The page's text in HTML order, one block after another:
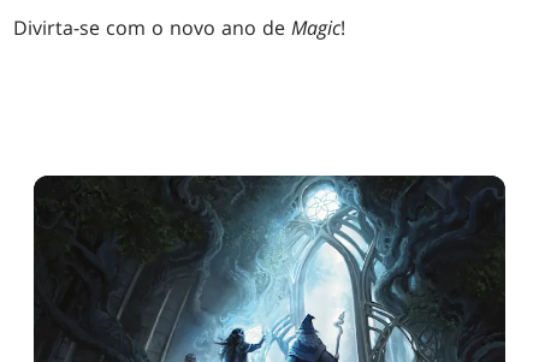
Divirta-se com o novo ano deMagic!